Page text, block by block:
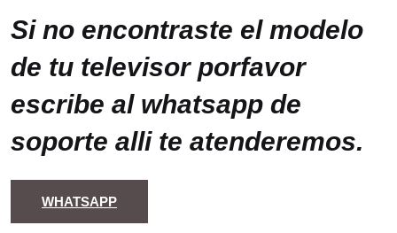
Si no encontraste el modelo
de tu televisor porfavor
escribe al whatsapp de
soporte alli te atenderemos.
WHATSAPP